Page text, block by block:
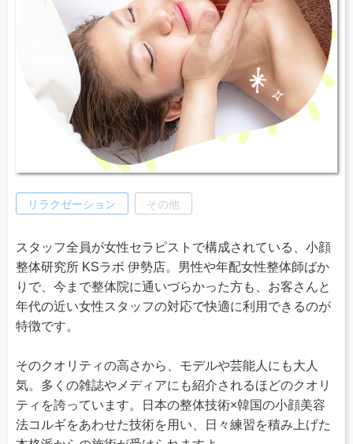
リラクゼーション その他
スタッフ全員が女性セラピストで構成されている、小顔
整体研究所 KSラボ 伊勢店。男性や年配女性整体師ばか
りで、今まで整体院に通いづらかった方も、お客さんと
年代の近い女性スタッフの対応で快適に利用できるのが
特徴です。
そのクオリティの高さから、モデルや芸能人にも大人
気。多くの雑誌やメディアにも紹介されるほどのクオリ
ティを誇っています。日本の整体技術×韓国の小顔美容
法コルギをあわせた技術を用い、日々練習を積み上げた